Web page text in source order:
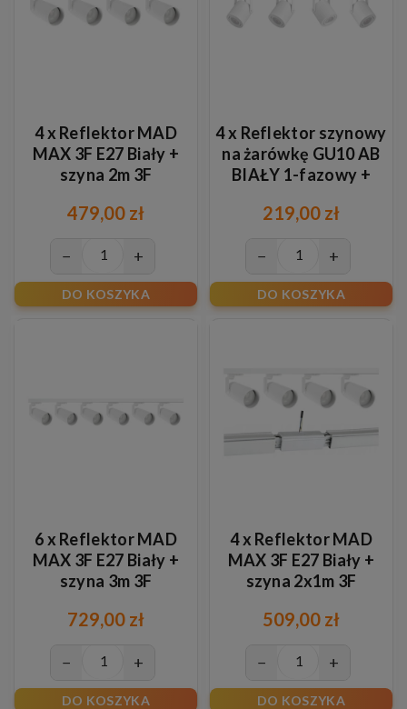
4 x Reflektor MAD
MAX 3F E27 Biały +
szyna 2m 3F
479,00 zł
− +
DO KOSZYKA
4 x Reflektor szynowy
na żarówkę GU10 AB
BIAŁY 1-fazowy +
219,00 zł
− +
DO KOSZYKA
6 x Reflektor MAD
MAX 3F E27 Biały +
szyna 3m 3F
729,00 zł
− +
DO KOSZYKA
4 x Reflektor MAD
MAX 3F E27 Biały +
szyna 2x1m 3F
509,00 zł
− +
DO KOSZYKA